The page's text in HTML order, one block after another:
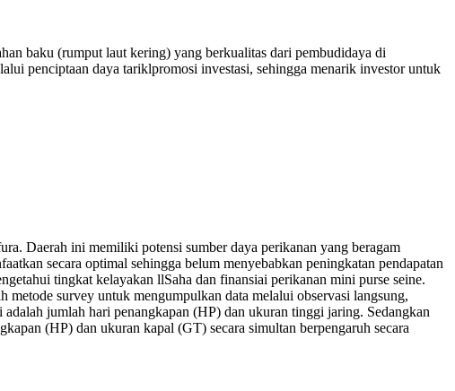
baku (rumput laut kering) yang berkualitas dari pembudidaya di
penciptaan daya tariklpromosi investasi, sehingga menarik investor untuk
Daerah ini memiliki potensi sumber daya perikanan yang beragam
secara optimal sehingga belum menyebabkan peningkatan pendapatan
tingkat kelayakan llSaha dan finansiai perikanan mini purse seine.
survey untuk mengumpulkan data melalui observasi langsung,
jumlah hari penangkapan (HP) dan ukuran tinggi jaring. Sedangkan
(HP) dan ukuran kapal (GT) secara simultan berpengaruh secara